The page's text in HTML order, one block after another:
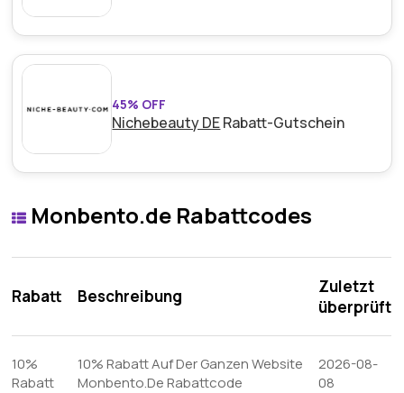
45% OFF
Nichebeauty DERabatt-Gutschein
Monbento.de Rabattcodes
Rabatt Beschreibung
Zuletzt
überprüft
10%
Rabatt
10% Rabatt Auf Der Ganzen Website
Monbento.De Rabattcode
2026-08-
08